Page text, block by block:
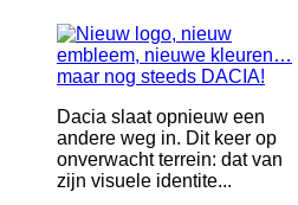
Dacia slaat opnieuw een
andere weg in. Dit keer op
onverwacht terrein: dat van
zijn visuele identite...